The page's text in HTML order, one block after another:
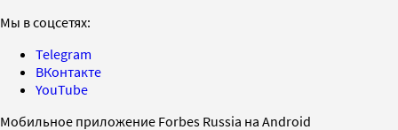
Мы в соцсетях:
Telegram
ВКонтакте
YouTube
Мобильное приложение Forbes Russia на Android